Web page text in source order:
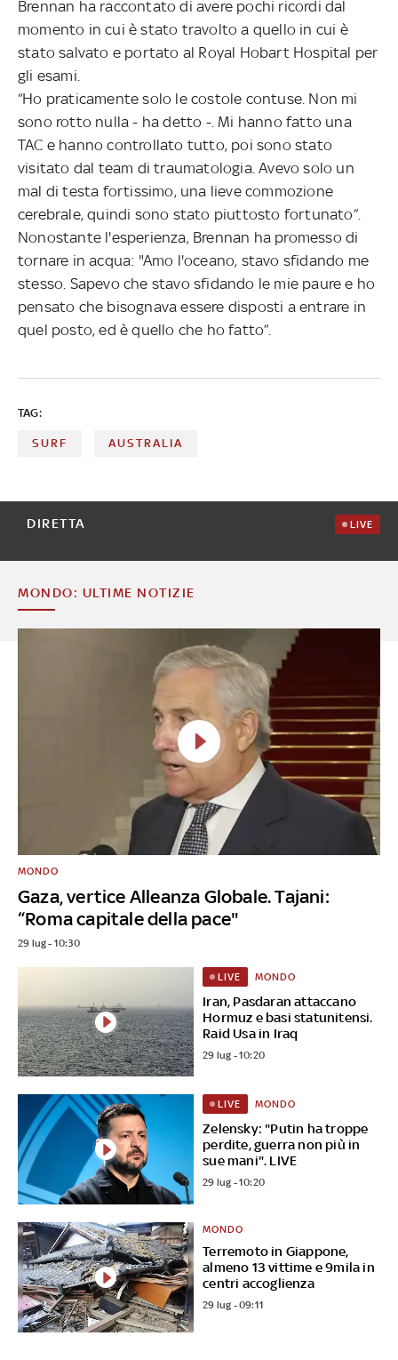
Brennan ha raccontato di avere pochi ricordi dal
momento in cui è stato travolto a quello in cui è
stato salvato e portato al Royal Hobart Hospital per
gli esami.
“Ho praticamente solo le costole contuse. Non mi
sono rotto nulla - ha detto -. Mi hanno fatto una
TAC e hanno controllato tutto, poi sono stato
visitato dal team di traumatologia. Avevo solo un
mal di testa fortissimo, una lieve commozione
cerebrale, quindi sono stato piuttosto fortunato”.
Nonostante l'esperienza, Brennan ha promesso di
tornare in acqua: "Amo l'oceano, stavo sfidando me
stesso. Sapevo che stavo sfidando le mie paure e ho
pensato che bisognava essere disposti a entrare in
quel posto, ed è quello che ho fatto”.
TAG:
SURF AUSTRALIA
DIRETTA LIVE
MONDO: ULTIME NOTIZIE
Gaza, vertice Alleanza Globale. Tajani:
“Roma capitale della pace"
MONDO
29 lug - 10:30
Iran, Pasdaran attaccano
Hormuz e basi statunitensi.
Raid Usa in Iraq
LIVE MONDO
29 lug - 10:20
Zelensky: "Putin ha troppe
perdite, guerra non più in
sue mani". LIVE
LIVE MONDO
29 lug - 10:20
Terremoto in Giappone,
almeno 13 vittime e 9mila in
centri accoglienza
MONDO
29 lug - 09:11